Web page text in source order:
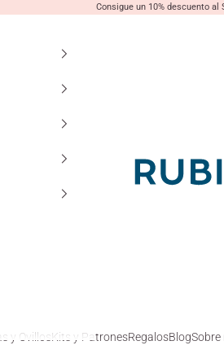
Consigue un 10% descuento al
Lanas Rubí
y OvillosKits y PatronesRegalosBlog